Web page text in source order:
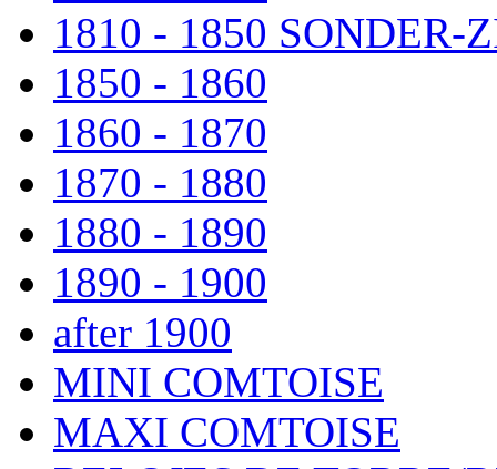
1810 - 1850 SONDER-
1850 - 1860
1860 - 1870
1870 - 1880
1880 - 1890
1890 - 1900
after 1900
MINI COMTOISE
MAXI COMTOISE